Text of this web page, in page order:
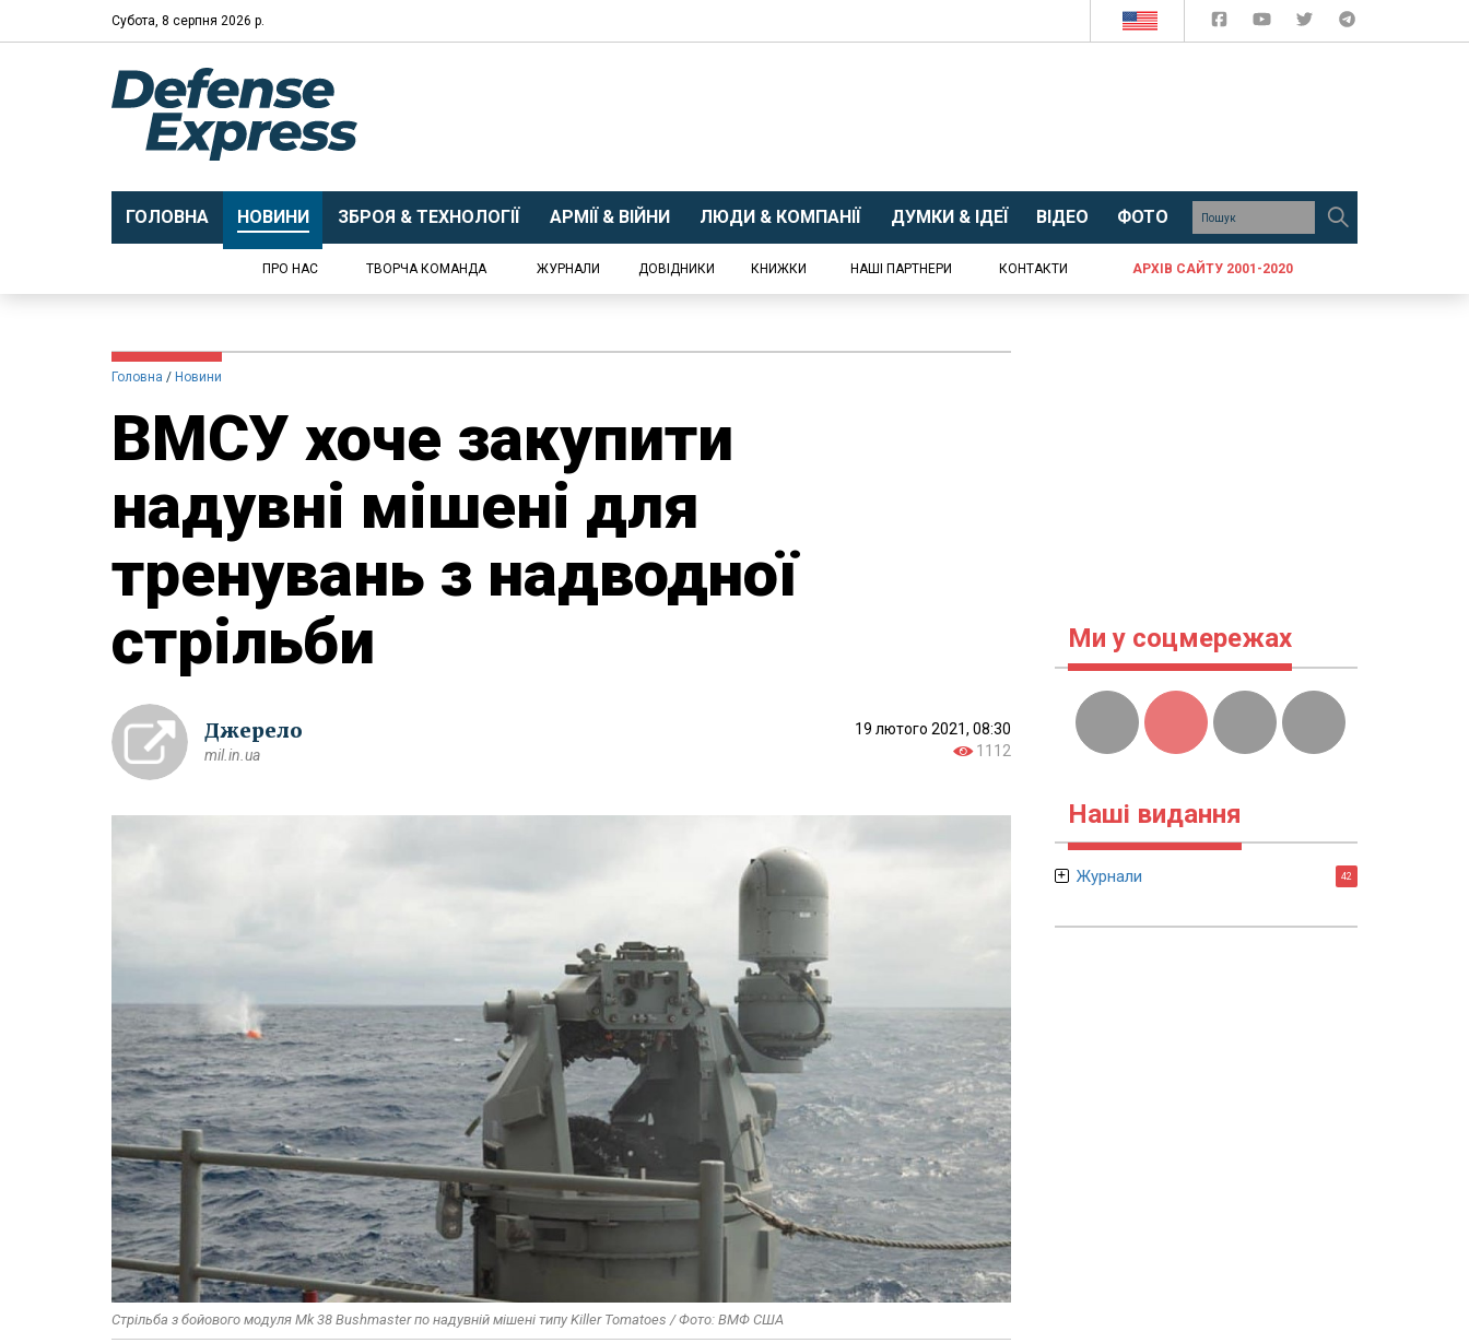
Субота, 8 серпня 2026 р.
ГОЛОВНА НОВИНИ ЗБРОЯ & ТЕХНОЛОГІЇ АРМІЇ & ВІЙНИ ЛЮДИ & КОМПАНІЇ ДУМКИ & ІДЕЇ ВІДЕО ФОТО
ПРО НАС ТВОРЧА КОМАНДА ЖУРНАЛИ ДОВІДНИКИ КНИЖКИ НАШІ ПАРТНЕРИ КОНТАКТИ АРХІВ САЙТУ 2001-2020
Головна Новини
ВМСУ хоче закупити
надувні мішені для
тренувань з надводної
стрільби
Джерело
mil.in.ua
19 лютого 2021, 08:30
1112
Стрільба з бойового модуля Mk 38 Bushmaster по надувній мішені типу Killer Tomatoes / Фото: ВМФ США
Ми у соцмережах
Наші видання
Журнали 42